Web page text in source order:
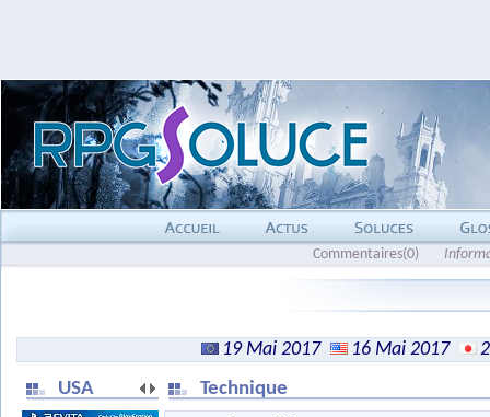
Commentaires(0)
19 Mai 2017 16 Mai 2017
USA
Technique